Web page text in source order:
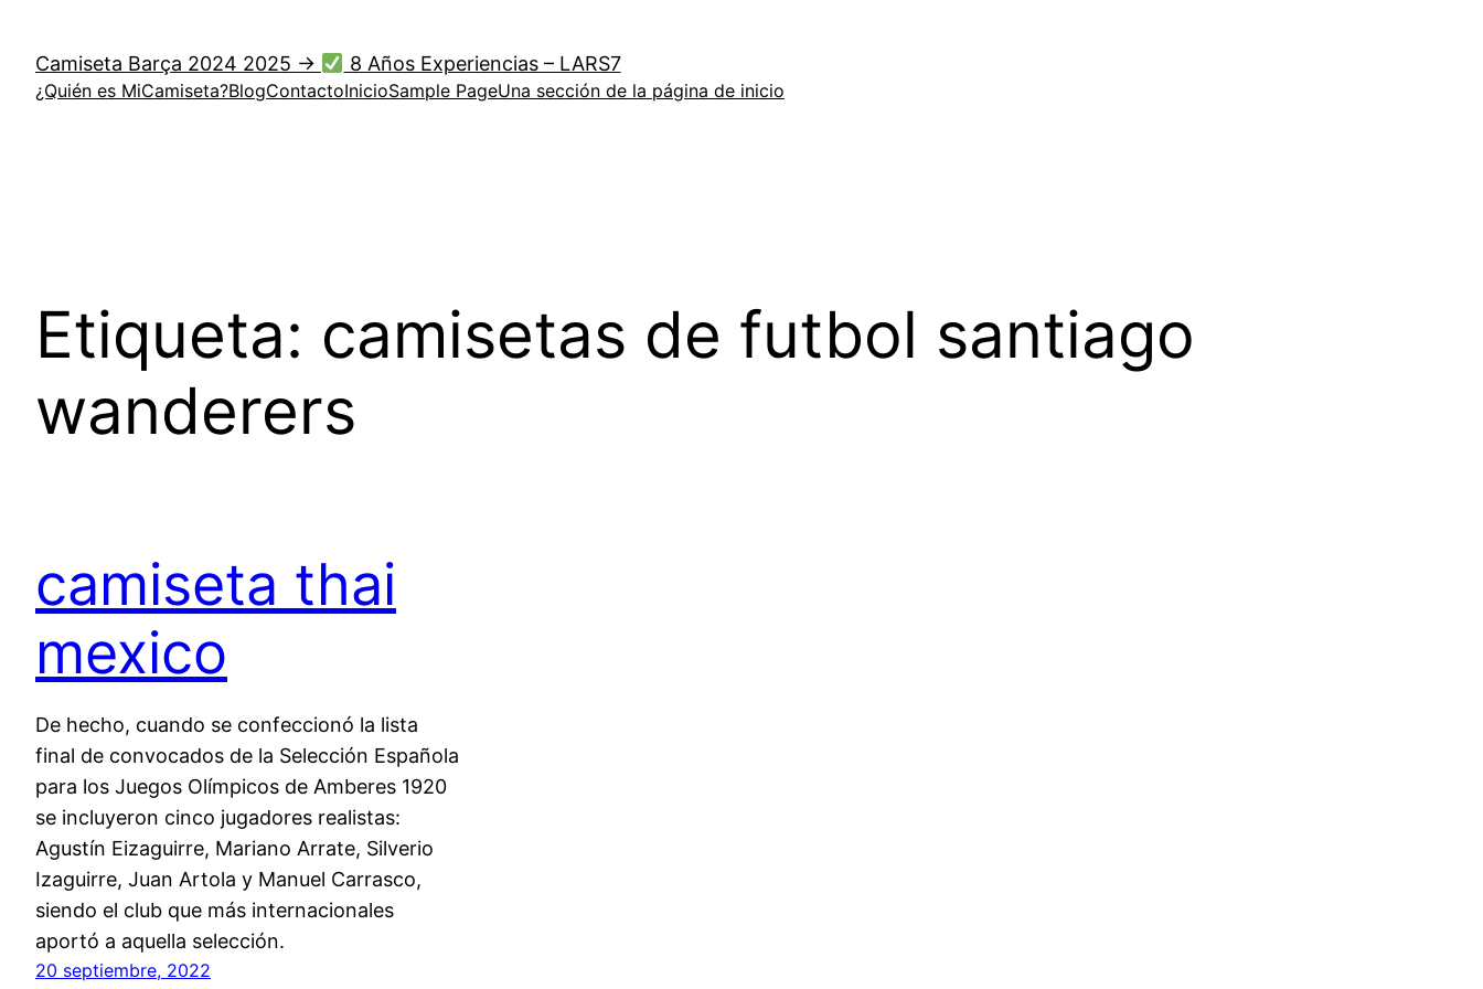
contenido
Camiseta Barça 2024 2025 → 8 Años Experiencias – LARS7
¿Quién es MiCamiseta?BlogContactoInicioSample PageUna sección de la página de inicio
Etiqueta: camisetas de futbol santiago
wanderers
camiseta thai
mexico
De hecho, cuando se confeccionó la lista
final de convocados de la Selección Española
para los Juegos Olímpicos de Amberes 1920
se incluyeron cinco jugadores realistas:
Agustín Eizaguirre, Mariano Arrate, Silverio
Izaguirre, Juan Artola y Manuel Carrasco,
siendo el club que más internacionales
aportó a aquella selección.
20 septiembre, 2022